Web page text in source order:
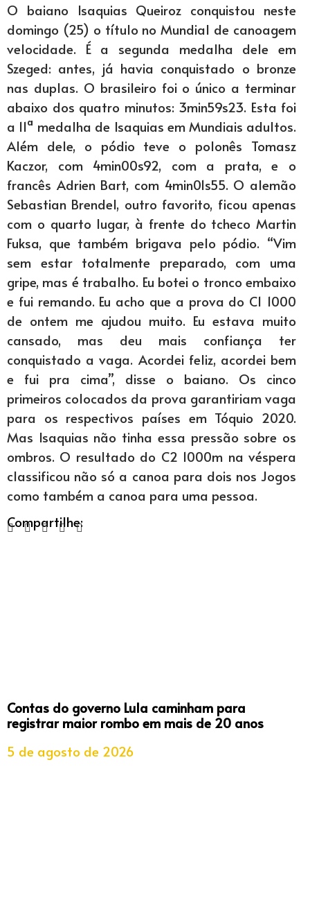
O baiano Isaquias Queiroz conquistou neste
domingo (25) o título no Mundial de canoagem
velocidade. É a segunda medalha dele em
Szeged: antes, já havia conquistado o bronze
nas duplas. O brasileiro foi o único a terminar
abaixo dos quatro minutos: 3min59s23. Esta foi
a 11ª medalha de Isaquias em Mundiais adultos.
Além dele, o pódio teve o polonês Tomasz
Kaczor, com 4min00s92, com a prata, e o
francês Adrien Bart, com 4min01s55. O alemão
Sebastian Brendel, outro favorito, ficou apenas
com o quarto lugar, à frente do tcheco Martin
Fuksa, que também brigava pelo pódio. “Vim
sem estar totalmente preparado, com uma
gripe, mas é trabalho. Eu botei o tronco embaixo
e fui remando. Eu acho que a prova do C1 1000
de ontem me ajudou muito. Eu estava muito
cansado, mas deu mais confiança ter
conquistado a vaga. Acordei feliz, acordei bem
e fui pra cima”, disse o baiano. Os cinco
primeiros colocados da prova garantiriam vaga
para os respectivos países em Tóquio 2020.
Mas Isaquias não tinha essa pressão sobre os
ombros. O resultado do C2 1000m na véspera
classificou não só a canoa para dois nos Jogos
como também a canoa para uma pessoa.
Compartilhe:
Contas do governo Lula caminham para
registrar maior rombo em mais de 20 anos
5 de agosto de 2026